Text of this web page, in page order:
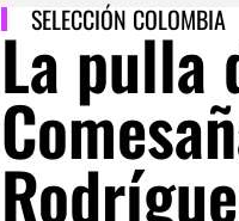
SELECCIÓN COLOMBIA
La pulla